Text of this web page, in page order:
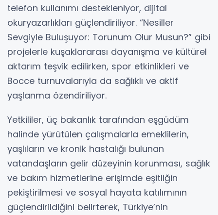
telefon kullanımı destekleniyor, dijital
okuryazarlıkları güçlendiriliyor. “Nesiller
Sevgiyle Buluşuyor: Torunum Olur Musun?” gibi
projelerle kuşaklararası dayanışma ve kültürel
aktarım teşvik edilirken, spor etkinlikleri ve
Bocce turnuvalarıyla da sağlıklı ve aktif
yaşlanma özendiriliyor.
Yetkililer, üç bakanlık tarafından eşgüdüm
halinde yürütülen çalışmalarla emeklilerin,
yaşlıların ve kronik hastalığı bulunan
vatandaşların gelir düzeyinin korunması, sağlık
ve bakım hizmetlerine erişimde eşitliğin
pekiştirilmesi ve sosyal hayata katılımının
güçlendirildiğini belirterek, Türkiye’nin